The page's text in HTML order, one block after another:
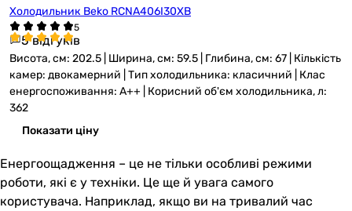
Холодильник Beko RCNA406I30XB
5 відгуків
Висота, см: 202.5 | Ширина, см: 59.5 | Глибина, см: 67 | Кількість
камер: двокамерний | Тип холодильника: класичний | Клас
енергоспоживання: A++ | Корисний об'єм холодильника, л:
362
Показати ціну
Енергоощадження – це не тільки особливі режими
роботи, які є у техніки. Це ще й увага самого
користувача. Наприклад, якщо ви на тривалий час